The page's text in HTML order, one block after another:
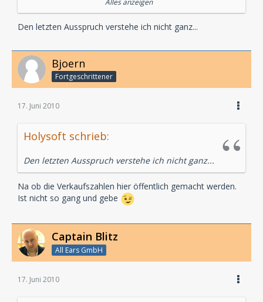
Noch gespannter bin ich auf Reaktionen und
Verkaufszahlen...
Werden letztere hier veröffentlicht? Das wäre noch
das erste Mal...
Den letzten Ausspruch verstehe ich nicht ganz...
Bjoern
Fortgeschrittener
17. Juni 2010
Holysoft schrieb:
Den letzten Ausspruch verstehe ich nicht ganz...
Na ob die Verkaufszahlen hier öffentlich gemacht werden.
Ist nicht so gang und gebe
Captain Blitz
All Ears GmbH
17. Juni 2010